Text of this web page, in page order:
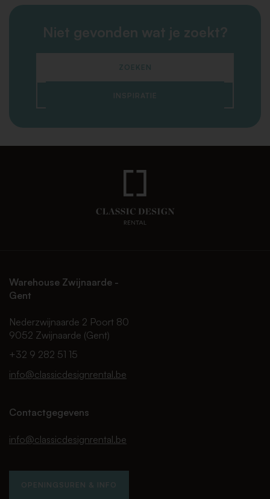
Niet gevonden wat je zoekt?
ZOEKEN
INSPIRATIE
Warehouse Zwijnaarde -
Gent
Nederzwijnaarde 2 Poort 80
9052 Zwijnaarde (Gent)
+32 9 282 51 15
info@classicdesignrental.be
Contactgegevens
info@classicdesignrental.be
OPENINGSUREN & INFO